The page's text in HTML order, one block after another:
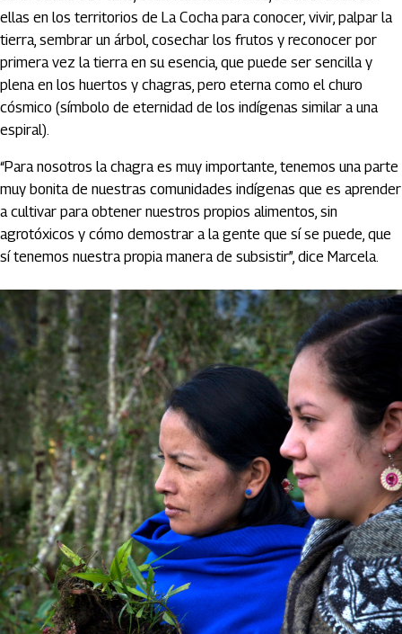
ellas en los territorios de La Cocha para conocer, vivir, palpar la
tierra, sembrar un árbol, cosechar los frutos y reconocer por
primera vez la tierra en su esencia, que puede ser sencilla y
plena en los huertos y chagras, pero eterna como el churo
cósmico (símbolo de eternidad de los indígenas similar a una
espiral).
“Para nosotros la chagra es muy importante, tenemos una parte
muy bonita de nuestras comunidades indígenas que es aprender
a cultivar para obtener nuestros propios alimentos, sin
agrotóxicos y cómo demostrar a la gente que sí se puede, que
sí tenemos nuestra propia manera de subsistir”, dice Marcela.